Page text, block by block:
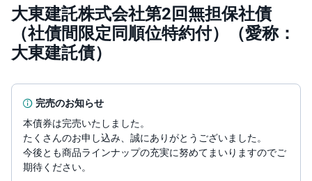
国
内
株
式
国
株
式
投
資
信
大東建託株式会社第2回無担保社債
（社債間限定同順位特約付）（愛称：
大東建託債）
完売のお知らせ
本債券は完売いたしました。
たくさんのお申し込み、誠にありがとうございました。
今後とも商品ラインナップの充実に努めてまいりますのでご
期待ください。